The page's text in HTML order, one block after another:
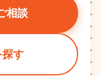
相談
す